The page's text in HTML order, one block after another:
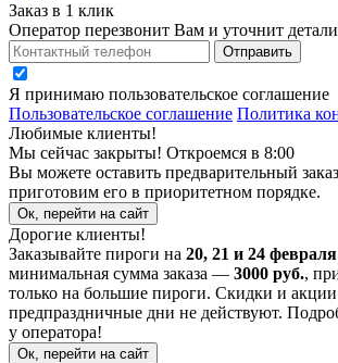
Заказ в 1 клик
Оператор перезвонит Вам и уточнит детали
Отправить
Я принимаю пользовательское соглашение
Пользовательское соглашение Политика
Любимые клиенты!
Мы сейчас закрыты! Откроемся в 8:00
Вы можете оставить предварительный
приготовим его в приоритетном порядке.
Ок, перейти на сайт
Дорогие клиенты!
Заказывайте пироги на 20, 21 и 24 февраля
минимальная сумма заказа — 3000 руб.,
только на большие пироги. Скидки и
предпраздничные дни не действуют.
у оператора!
Ок, перейти на сайт